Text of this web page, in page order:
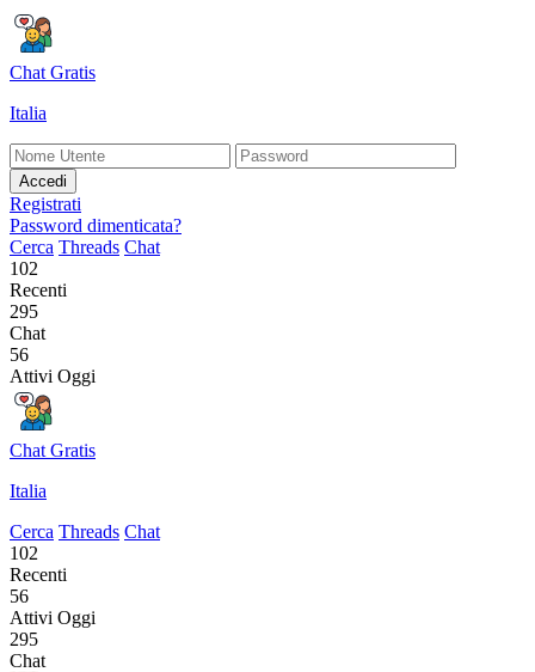
Chat Gratis
Italia
Accedi
Registrati
Password dimenticata?
Cerca Threads Chat
102
Recenti
295
Chat
56
Attivi Oggi
Chat Gratis
Italia
Cerca Threads Chat
102
Recenti
56
Attivi Oggi
295
Chat